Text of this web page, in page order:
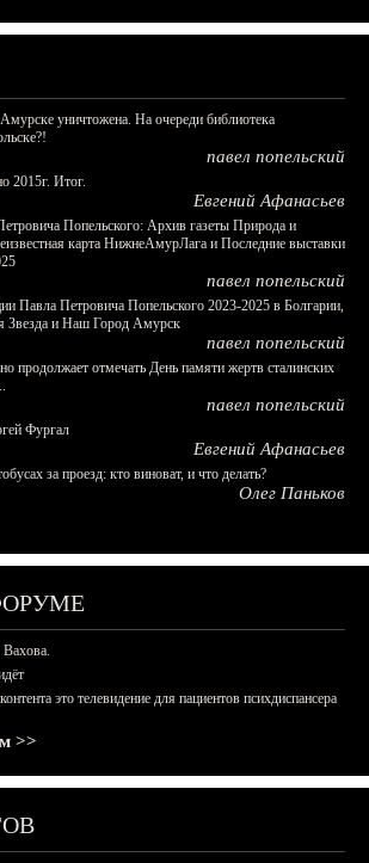
уничтожена. На очереди библиотека
павел попельский
2015г. Итог.
Евгений Афанасьев
Попельского: Архив газеты Природа и
карта НижнеАмурЛага и Последние выставки
павел попельский
Павла Петровича Попельского 2023-2025 в Болгарии,
Звезда и Наш Город Амурск
павел попельский
продолжает отмечать День памяти жертв сталинских
павел попельский
Фургал
Евгений Афанасьев
за проезд: кто виноват, и что делать?
Олег Паньков
это телевидение для пациентов психдиспансера
>>